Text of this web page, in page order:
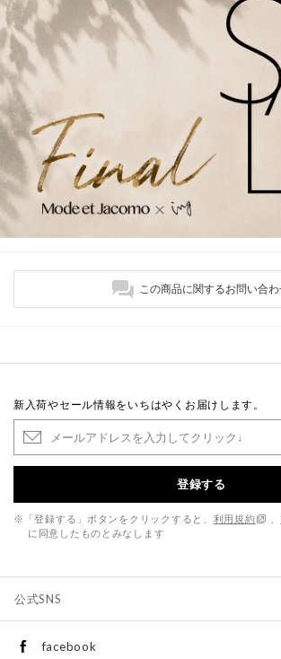
この商品に関するお問い合
新入荷やセール情報をいちはやくお届けします。
登録する
※「登録する」ボタンをクリックすると、 利用規約
に同意したものとみなします
公式SNS
facebook